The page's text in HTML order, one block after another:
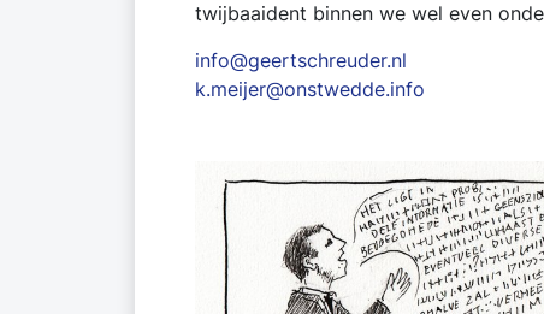
twijbaaident binnen we wel even
info@geertschreuder.nl
k.meijer@onstwedde.info